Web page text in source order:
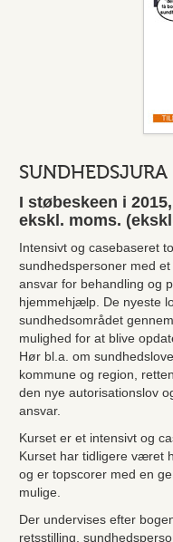
SUNDHEDSJURA
I støbeskeen i
ekskl. moms.
Intensivt og casebaseret
sundhedspersoner med
ansvar for behandling og
hjemmehjælp. De nyeste
sundhedsområdet
mulighed for at blive
Hør bl.a. om
kommune og region,
den nye autorisationslov
ansvar.
Kurset er et intensivt og
Kurset har tidligere været
og er topscorer med en
mulige.
Der undervises efter
retsstilling,